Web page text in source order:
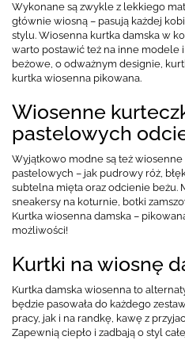
Wykonane są zwykle z lekkiego
głównie wiosną – pasują każdej
stylu. Wiosenna kurtka damska w
warto postawić też na inne modele
beżowe, o odważnym designie,
kurtka wiosenna pikowana.
Wiosenne
pastelowych
Wyjątkowo modne są też
pastelowych – jak pudrowy róż,
subtelna mięta oraz odcienie beżu.
sneakersy na koturnie, botki
Kurtka wiosenna damska –
możliwości!
Kurtki na wiosnę
Kurtka damska wiosenna to
będzie pasowała do każdego
pracy, jak i na randkę, kawę z
Zapewnią ciepło i zadbają o styl